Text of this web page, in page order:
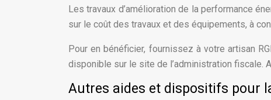
Les travaux d’amélioration de la performance
sur le coût des travaux et des équipements, à
Pour en bénéficier, fournissez à votre artisan
disponible sur le site de l’administration fiscale.
Autres aides et dispositifs pour